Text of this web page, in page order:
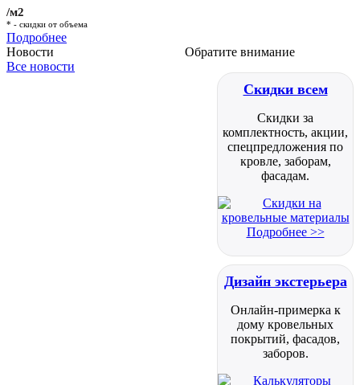
/м2
* - скидки от объема
Подробнее
Обратите внимание
Скидки всем
Скидки за
комплектность, акции,
спецпредложения по
кровле, заборам,
фасадам.
Подробнее >>
Дизайн экстерьера
Онлайн-примерка к
дому кровельных
покрытий, фасадов,
заборов.
Новости
Все новости